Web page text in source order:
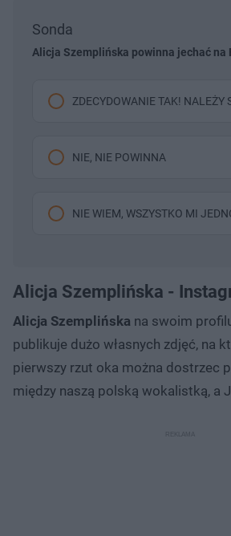
Sonda
Alicja Szemplińska powinna jechać na
ZDECYDOWANIE TAK! NALEŻY
NIE, NIE POWINNA
NIE WIEM, WSZYSTKO MI
Alicja Szemplińska -
Alicja Szemplińska na swoim
publikuje dużo własnych zdjęć, na
pierwszy rzut oka można dostrzec
między naszą polską wokalistką, a